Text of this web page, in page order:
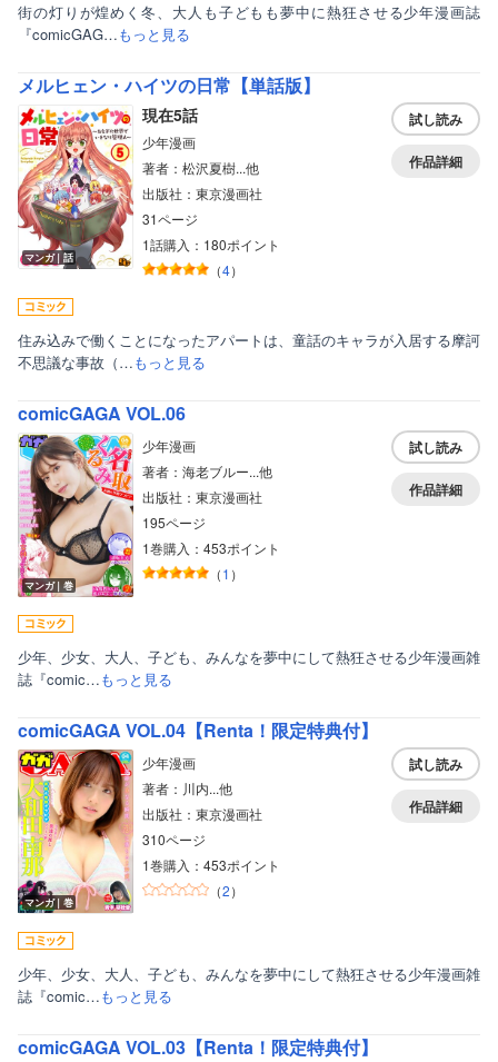
街の灯りが煌めく冬、大人も子どもも夢中に熱狂させる少年漫画誌
『comicGAG…もっと見る
メルヒェン・ハイツの日常【単話版】
マンガ｜話
現在5話
少年漫画
著者：松沢夏樹...他
出版社：東京漫画社
31ページ
1話購入：180ポイント
（4）
試し読み
作品詳細
住み込みで働くことになったアパートは、童話のキャラが入居する摩訶
不思議な事故（…もっと見る
comicGAGA VOL.06
マンガ｜巻
少年漫画
著者：海老ブルー...他
出版社：東京漫画社
195ページ
1巻購入：453ポイント
（1 ）
試し読み
作品詳細
少年、少女、大人、子ども、みんなを夢中にして熱狂させる少年漫画雑
誌『comic…もっと見る
comicGAGA VOL.04【Renta！限定特典付】
マンガ｜巻
少年漫画
著者：川内...他
出版社：東京漫画社
310ページ
1巻購入：453ポイント
（2）
試し読み
作品詳細
少年、少女、大人、子ども、みんなを夢中にして熱狂させる少年漫画雑
誌『comic…もっと見る
comicGAGA VOL.03【Renta！限定特典付】